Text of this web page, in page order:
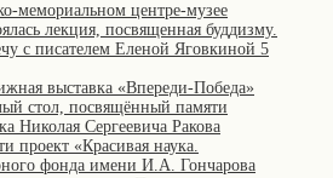
мемориальном центре-музее
лекция, посвященная буддизму.
с писателем Еленой Яговкиной 5
выставка «Впереди-Победа»
стол, посвящённый памяти
Николая Сергеевича Ракова
проект «Красивая наука.
фонда имени И.А. Гончарова